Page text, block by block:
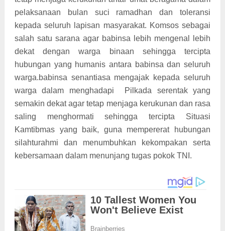
pelaksanaan bulan suci ramadhan dan toleransi
kepada seluruh lapisan masyarakat. Komsos sebagai
salah satu sarana agar babinsa lebih mengenal lebih
dekat dengan warga binaan sehingga tercipta
hubungan yang humanis antara babinsa dan seluruh
warga.babinsa senantiasa mengajak kepada seluruh
warga dalam menghadapi Pilkada serentak yang
semakin dekat agar tetap menjaga kerukunan dan rasa
saling menghormati sehingga tercipta Situasi
Kamtibmas yang baik, guna mempererat hubungan
silahturahmi dan menumbuhkan kekompakan serta
kebersamaan dalam menunjang tugas pokok TNI.